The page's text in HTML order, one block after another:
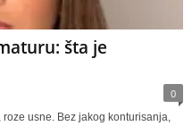
šta je
0
usne. Bez jakog konturisanja,